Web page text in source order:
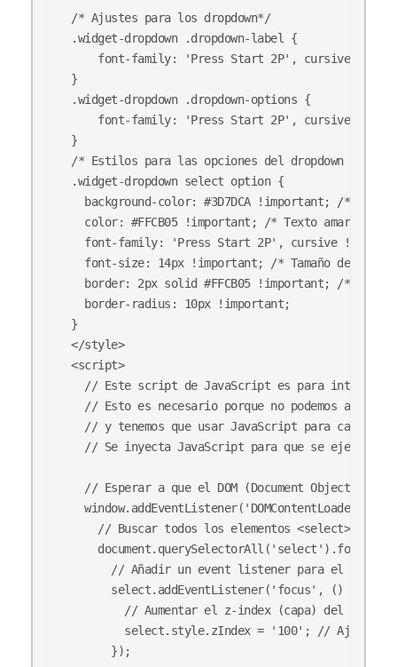
/* Ajustes para los dropdown*/
.widget-dropdown .dropdown-label {
    font-family: 'Press Start 2P', cursive;
}
.widget-dropdown .dropdown-options {
    font-family: 'Press Start 2P', cursive;
}
/* Estilos para las opciones del dropdown */
.widget-dropdown select option {
background-color: #3D7DCA !important; /* Fondo
  color: #FFCB05 !important; /* Texto amarillo */
font-family: 'Press Start 2P', cursive
font-size: 14px !important; /* Tamaño de
border: 2px solid #FFCB05 !important; /* Borde
  border-radius: 10px !important;
}
</style>
<script>
// Este script de JavaScript es para intentar
// Esto es necesario porque no podemos
// y tenemos que usar JavaScript para cambiar
// Se inyecta JavaScript para que se ejecute
// Esperar a que el DOM (Document Object
window.addEventListener('DOMContentLoaded',
// Buscar todos los elementos <select>
// Añadir un event listener para el
      select.addEventListener('focus', () => {
// Aumentar el z-index (capa) del
select.style.zIndex = '100'; // Ajusta
      });